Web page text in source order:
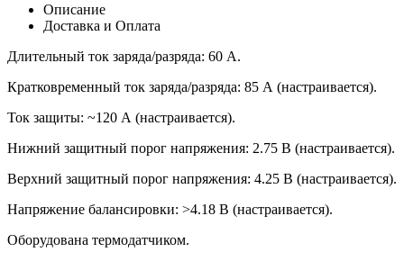
Описание
Доставка и Оплата
Длительный ток заряда/разряда: 60 А.
Кратковременный ток заряда/разряда: 85 А (настраивается).
Ток защиты: ~120 А (настраивается).
Нижний защитный порог напряжения: 2.75 В (настраивается).
Верхний защитный порог напряжения: 4.25 В (настраивается).
Напряжение балансировки: >4.18 В (настраивается).
Оборудована термодатчиком.